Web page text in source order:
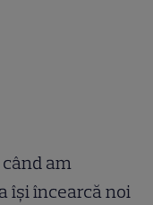
am
își încearcă noi